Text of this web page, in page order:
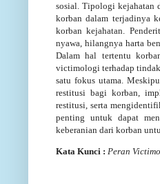
sosial. Tipologi kejahatan
korban dalam terjadinya
korban kejahatan.
nyawa, hilangnya harta
Dalam hal tertentu
victimologi terhadap
satu fokus utama.
restitusi bagi korban,
restitusi, serta
penting untuk dapat
keberanian dari korban
Kata Kunci : Peran